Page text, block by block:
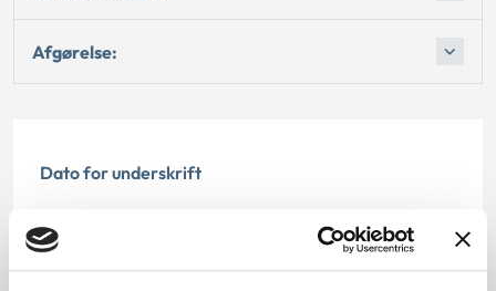
Afgørelse:
Dato for underskrift
02.03.2006
Offentliggørelsesdato